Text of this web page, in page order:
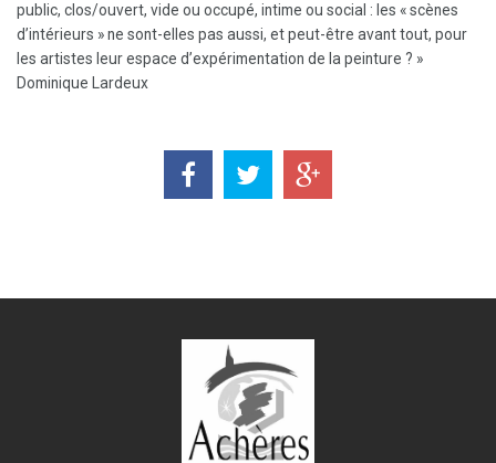
public, clos/ouvert, vide ou occupé, intime ou social : les « scènes
d’intérieurs » ne sont-elles pas aussi, et peut-être avant tout, pour
les artistes leur espace d’expérimentation de la peinture ? »
Dominique Lardeux